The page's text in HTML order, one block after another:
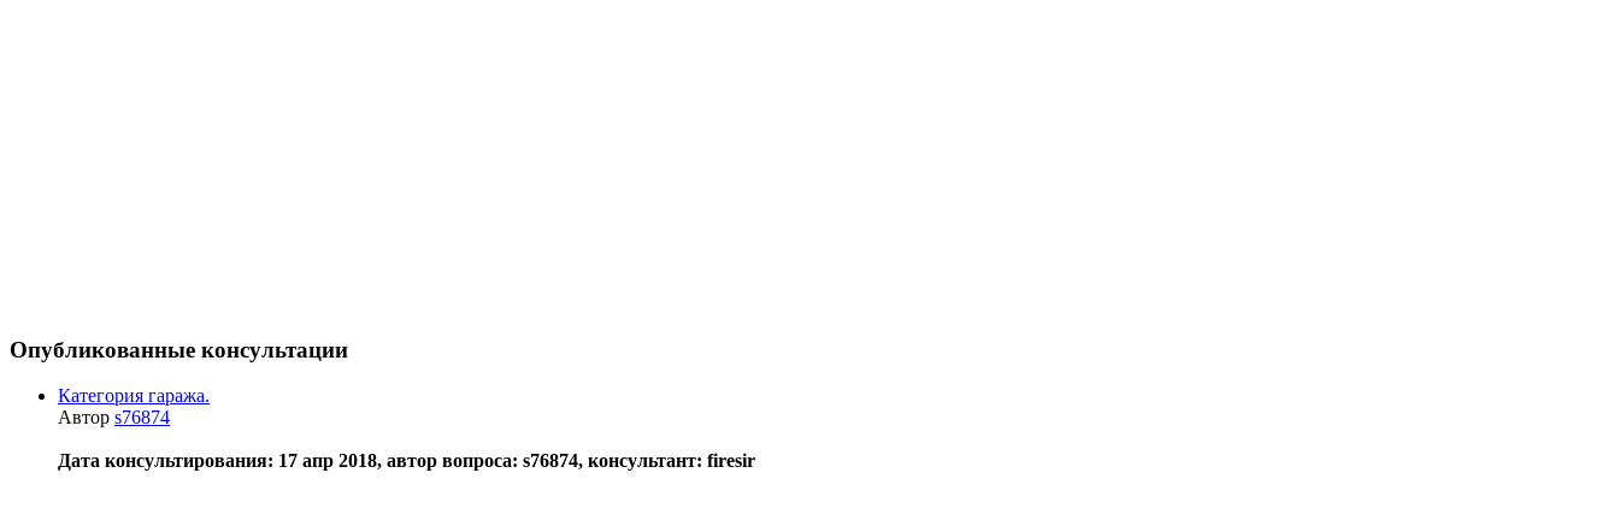
Опубликованные консультации
Категория гаража.
Автор s76874
Дата консультирования: 17 апр 2018, автор вопроса: s76874, консультант: firesir